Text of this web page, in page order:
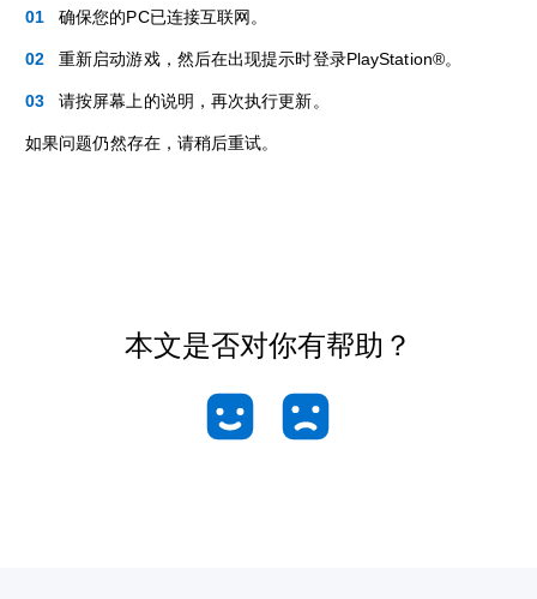
确保您的PC已连接互联网。
重新启动游戏，然后在出现提示时登录PlayStation®。
请按屏幕上的说明，再次执行更新。
如果问题仍然存在，请稍后重试。
本文是否对你有帮助？